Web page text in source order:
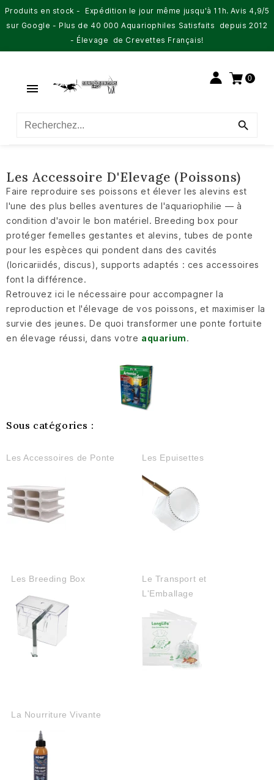
Produits en stock - Expédition le jour même jusqu'à 11h. Avis 4,9/5
sur Google - Plus de 40 000 Aquariophiles Satisfaits depuis 2012
- Élevage de Crevettes Français!

0

Les Accessoire D'Elevage (Poissons)
Faire reproduire ses poissons et élever les alevins est
l'une des plus belles aventures de l'aquariophilie — à
condition d'avoir le bon matériel. Breeding box pour
protéger femelles gestantes et alevins, tubes de ponte
pour les espèces qui pondent dans des cavités
(loricariidés, discus), supports adaptés : ces accessoires
font la différence.
Retrouvez ici le nécessaire pour accompagner la
reproduction et l'élevage de vos poissons, et maximiser la
survie des jeunes. De quoi transformer une ponte fortuite
en élevage réussi, dans votre aquarium.
Sous catégories :
Les Accessoires de Ponte Les Epuisettes
Les Breeding Box
Le Transport et
L'Emballage
La Nourriture Vivante